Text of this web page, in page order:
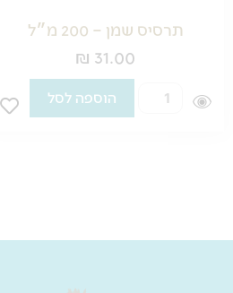
תרסיס שמן – 200 מ״ל
₪ 31.00
כמות
מ״ל
הוספה לסל